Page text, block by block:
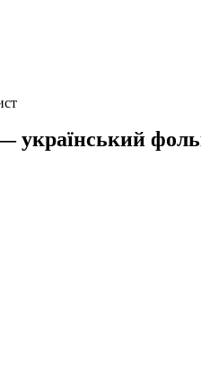
український